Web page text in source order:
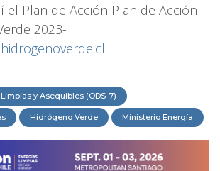
el Plan de Acción Plan de Acción
2023-
y Asequibles (ODS-7)
Hidrógeno Verde Ministerio Energía